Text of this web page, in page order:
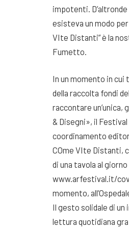
impotenti.
esisteva un modo
VIte Distanti” è la
Fumetto.
In un momento in
della raccolta fondi
raccontare
& Disegni», il
coordinamento
COme VIte Distanti,
di una tavola al
www.arfestival.it/
momento,
Il gesto solidale di
lettura quotidiana